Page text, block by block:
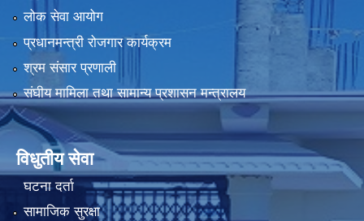
लोक सेवा आयोग
प्रधानमन्त्री रोजगार कार्यक्रम
श्रम संसार प्रणाली
संघीय मामिला तथा सामान्य प्रशासन मन्त्रालय
विधुतीय सेवा
घटना दर्ता
सामाजिक सुरक्षा